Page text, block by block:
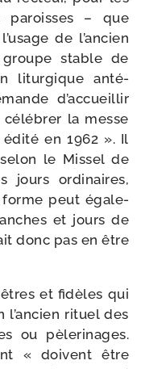
paroisses – que
de l’ancien
stable de
litur­gique anté­
d’accueillir
la messe
en 1962 ». Il
le Missel de
jours ordi­naires,
forme peut éga­le­
et jours de
donc pas en être
et fidèles qui
rituel des
ou pèle­ri­nages.
« doivent être